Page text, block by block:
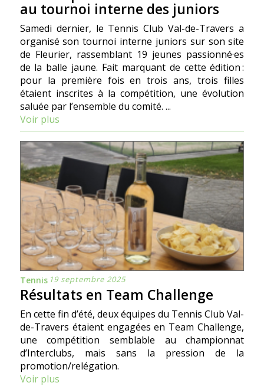
au tournoi interne des juniors
Samedi dernier, le Tennis Club Val-de-Travers a
organisé son tournoi interne juniors sur son site
de Fleurier, rassemblant 19 jeunes passionné·es
de la balle jaune. Fait marquant de cette édition :
pour la première fois en trois ans, trois filles
étaient inscrites à la compétition, une évolution
saluée par l’ensemble du comité. ...
Voir plus
Tennis 19 septembre 2025
Résultats en Team Challenge
En cette fin d’été, deux équipes du Tennis Club Val-
de-Travers étaient engagées en Team Challenge,
une compétition semblable au championnat
d’Interclubs, mais sans la pression de la
promotion/relégation.
Voir plus